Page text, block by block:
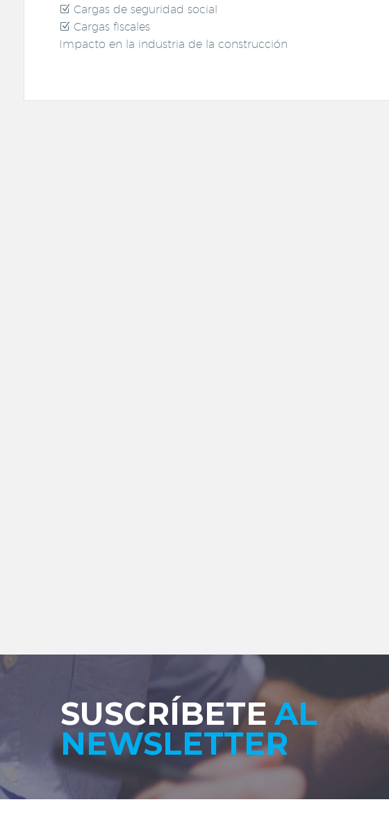
Cargas de seguridad social
Cargas fiscales
Impacto en la industria de la construcción
SUSCRÍBETE AL
NEWSLETTER